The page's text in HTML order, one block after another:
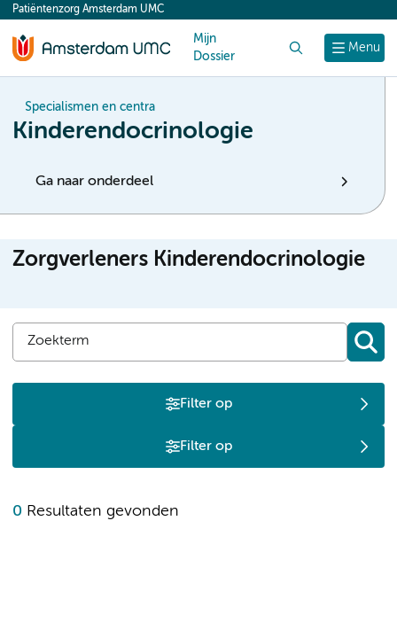
content
Menu
Patiëntenzorg Amsterdam UMC
Mijn
Dossier
Specialismen en centra
Kinderendocrinologie
Ga naar onderdeel
Zorgverleners Kinderendocrinologie
Filter op
Filter op
0 Resultaten gevonden